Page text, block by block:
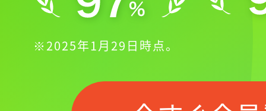
※2025年1月29日時点。